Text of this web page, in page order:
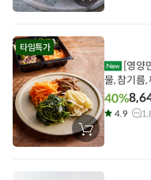
바
에
담
기
타임특가
장
바
에
[영양만점] 오아시스 비빔나물 4종(100% 국내산 나
물, 참기름
40%
4.9